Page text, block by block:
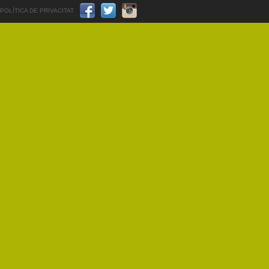
POLÍTICA DE PRIVACITAT